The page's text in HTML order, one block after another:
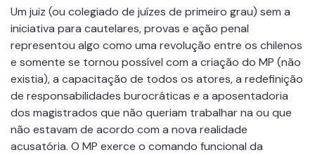
Um juiz (ou colegiado de juízes de primeiro grau) sem a
iniciativa para cautelares, provas e ação penal
representou algo como uma revolução entre os chilenos
e somente se tornou possível com a criação do MP (não
existia), a capacitação de todos os atores, a redefinição
de responsabilidades burocráticas e a aposentadoria
dos magistrados que não queriam trabalhar na ou que
não estavam de acordo com a nova realidade
acusatória. O MP exerce o comando funcional da